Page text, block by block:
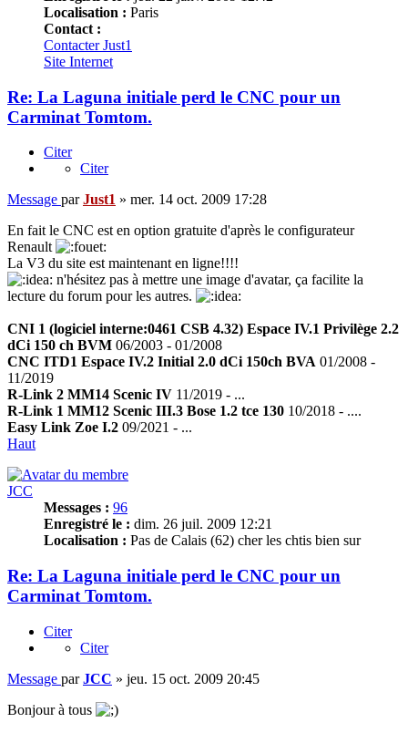
Localisation : Paris
Contact :
Contacter Just1
Site Internet
Re: La Laguna initiale perd le CNC pour un
Carminat Tomtom.
Citer
Citer
Message parJust1 » mer. 14 oct. 2009 17:28
En fait le CNC est en option gratuite d'après le configurateur
Renault
La V3 du site est maintenant en ligne!!!!
n'hésitez pas à mettre une image d'avatar, ça facilite la
lecture du forum pour les autres.
CNI 1 (logiciel interne:0461 CSB 4.32) Espace IV.1 Privilège 2.2
dCi 150 ch BVM 06/2003 - 01/2008
CNC ITD1 Espace IV.2 Initial 2.0 dCi 150ch BVA 01/2008 -
11/2019
R-Link 2 MM14 Scenic IV 11/2019 - ...
R-Link 1 MM12 Scenic III.3 Bose 1.2 tce 130 10/2018 - ....
Easy Link Zoe I.2 09/2021 - ...
Haut
JCC
Messages : 96
Enregistré le : dim. 26 juil. 2009 12:21
Localisation : Pas de Calais (62) cher les chtis bien sur
Re: La Laguna initiale perd le CNC pour un
Carminat Tomtom.
Citer
Citer
Message parJCC » jeu. 15 oct. 2009 20:45
Bonjour à tous